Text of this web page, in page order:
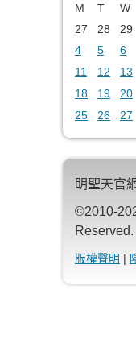
M
T W
27
28 29
4
5 6
11
12 13
18
19 20
25
26 27
眀聖天官
©2010-
Reserved.
版權聲明 |